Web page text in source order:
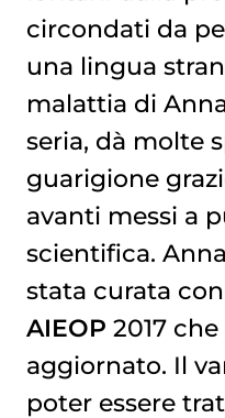
circondati da
una lingua
malattia di
seria, dà molte
guarigione
avanti messi a
scientifica.
stata curata
AIEOP 2017
aggiornato. Il
poter essere